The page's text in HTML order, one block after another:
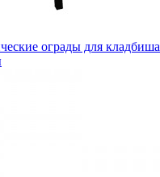
ограды для кладбиша